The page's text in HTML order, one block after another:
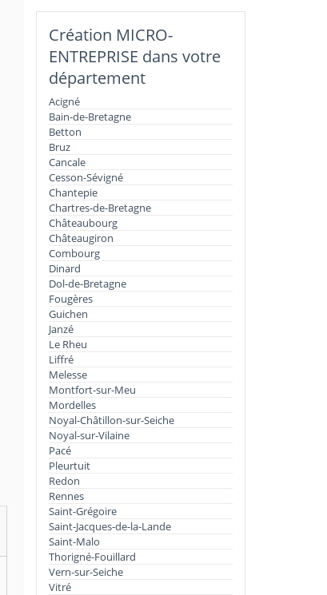
Création MICRO-
ENTREPRISE dans votre
département
Acigné
Bain-de-Bretagne
Betton
Bruz
Cancale
Cesson-Sévigné
Chantepie
Chartres-de-Bretagne
Châteaubourg
Châteaugiron
Combourg
Dinard
Dol-de-Bretagne
Fougères
Guichen
Janzé
Le Rheu
Liffré
Melesse
Montfort-sur-Meu
Mordelles
Noyal-Châtillon-sur-Seiche
Noyal-sur-Vilaine
Pacé
Pleurtuit
Redon
Rennes
Saint-Grégoire
Saint-Jacques-de-la-Lande
Saint-Malo
Thorigné-Fouillard
Vern-sur-Seiche
Vitré